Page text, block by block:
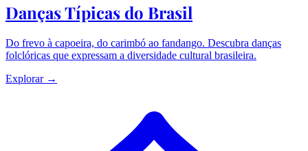
Danças Típicas do Brasil
Do frevo à capoeira, do carimbó ao fandango. Descubra danças
folclóricas que expressam a diversidade cultural brasileira.
Explorar →